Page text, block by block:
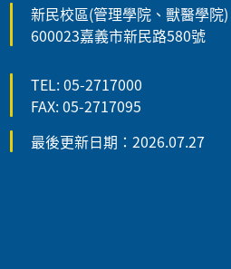
新民校區(管理學院、獸醫學院)
600023嘉義市新民路580號
TEL: 05-2717000
FAX: 05-2717095
最後更新日期：2026.07.27